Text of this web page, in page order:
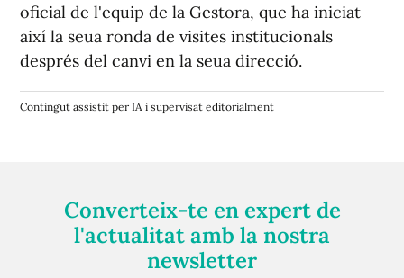
oficial de l'equip de la Gestora, que ha iniciat
així la seua ronda de visites institucionals
després del canvi en la seua direcció.
Contingut assistit per IA i supervisat editorialment
Converteix-te en expert de
l'actualitat amb la nostra
newsletter